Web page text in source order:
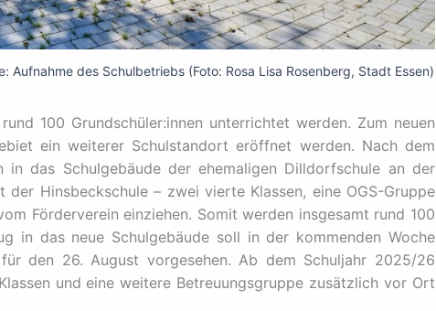
Aufnahme des Schulbetriebs (Foto: Rosa Lisa Rosenberg, Stadt Essen)
100 Grundschüler:innen unterrichtet werden. Zum neuen
ein weiterer Schulstandort eröffnet werden. Nach dem
in das Schulgebäude der ehemaligen Dilldorfschule an der
der Hinsbeckschule – zwei vierte Klassen, eine OGS-Gruppe
Förderverein einziehen. Somit werden insgesamt rund 100
in das neue Schulgebäude soll in der kommenden Woche
den 26. August vorgesehen. Ab dem Schuljahr 2025/26
und eine weitere Betreuungsgruppe zusätzlich vor Ort